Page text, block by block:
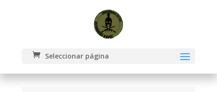
Seleccionar página